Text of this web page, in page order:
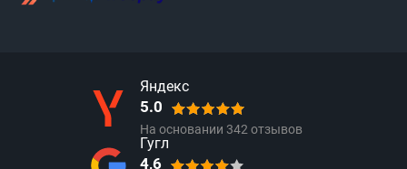
Яндекс
5.0
На основании 342отзывов
Гугл
4,6